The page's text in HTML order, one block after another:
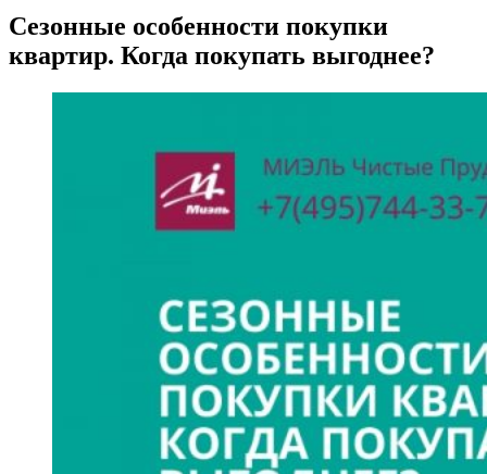
Сезонные особенности покупки
квартир. Когда покупать выгоднее?